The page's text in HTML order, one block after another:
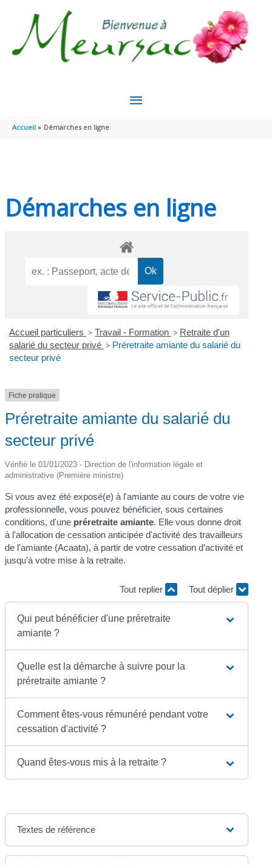
MENU
Accueil Démarches en ligne
Démarches en ligne
Accueil particuliers > Travail - Formation > Retraite d'un
salarié du secteur privé > Préretraite amiante du salarié du
secteur privé
Fiche pratique
Préretraite amiante du salarié du
secteur privé
Vérifié le 01/01/2023 - Direction de l'information légale et
administrative (Première ministre)
Si vous avez été exposé(e) à l'amiante au cours de votre vie
professionnelle, vous pouvez bénéficier, sous certaines
conditions, d'une préretraite amiante. Elle vous donne droit
à l'allocation de cessation anticipée d'activité des travailleurs
de l'amiante (Acaata), à partir de votre cessation d’activité et
jusqu'à votre mise à la retraite.
Tout replier Tout déplier
Qui peut bénéficier d'une préretraite
amiante ?
Quelle est la démarche à suivre pour la
préretraite amiante ?
Comment êtes-vous rémunéré pendant votre
cessation d'activité ?
Quand êtes-vous mis à la retraite ?
Textes de référence